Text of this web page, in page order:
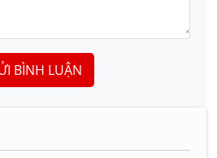
BÌNH LUẬN